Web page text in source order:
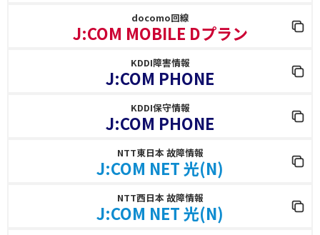
docomo回線
J:COM MOBILE Dプラン
KDDI障害情報
J:COM PHONE
KDDI保守情報
J:COM PHONE
NTT東日本 故障情報
J:COM NET 光(N)
NTT西日本 故障情報
J:COM NET 光(N)